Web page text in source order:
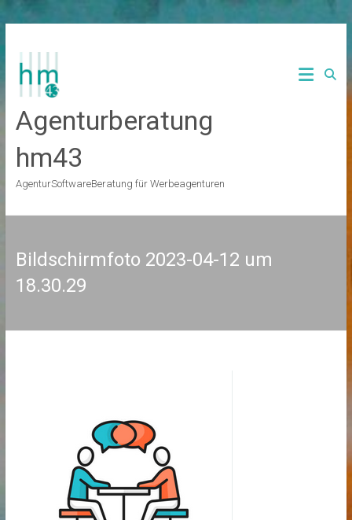
Inhalt
springen
Agenturberatung
hm43
AgenturSoftwareBeratung für Werbeagenturen
Bildschirmfoto 2023-04-12 um
18.30.29